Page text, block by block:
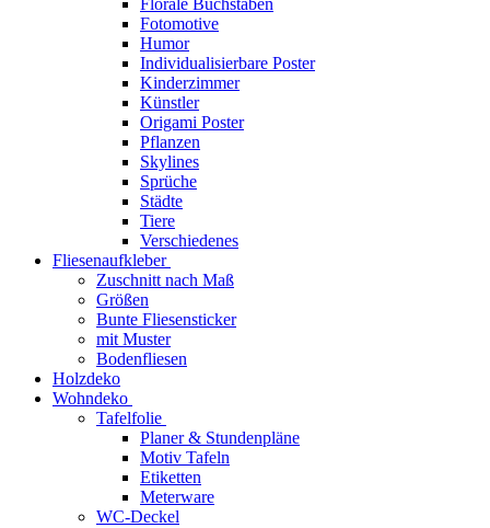
Florale Buchstaben
Fotomotive
Humor
Individualisierbare Poster
Kinderzimmer
Künstler
Origami Poster
Pflanzen
Skylines
Sprüche
Städte
Tiere
Verschiedenes
Fliesenaufkleber
Zuschnitt nach Maß
Größen
Bunte Fliesensticker
mit Muster
Bodenfliesen
Holzdeko
Wohndeko
Tafelfolie
Planer & Stundenpläne
Motiv Tafeln
Etiketten
Meterware
WC-Deckel